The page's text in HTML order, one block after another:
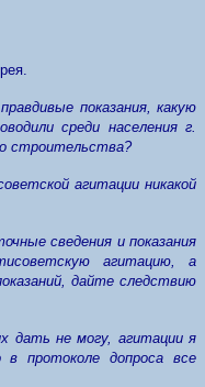
показания, какую
среди населения г.
строительства?
агитации никакой
сведения и показания
агитацию, а
дайте следствию
дать не могу, агитации я
в протоколе допроса все